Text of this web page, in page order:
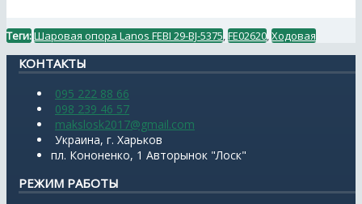
Теги:Шаровая опора Lanos FEBI 29-BJ-5375 FE02620 Ходовая
КОНТАКТЫ
095 222 88 66
098 239 46 57
makslosk2017@gmail.com
Украина, г. Харьков
пл. Кононенко, 1 Авторынок "Лоск"
РЕЖИМ РАБОТЫ